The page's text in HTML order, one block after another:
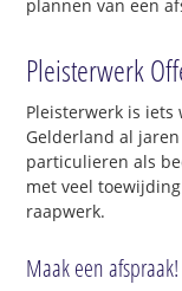
plannen van een
Pleisterwerk
Pleisterwerk is iets
Gelderland al
particulieren als
met veel
raapwerk.
Maak een afspraak!